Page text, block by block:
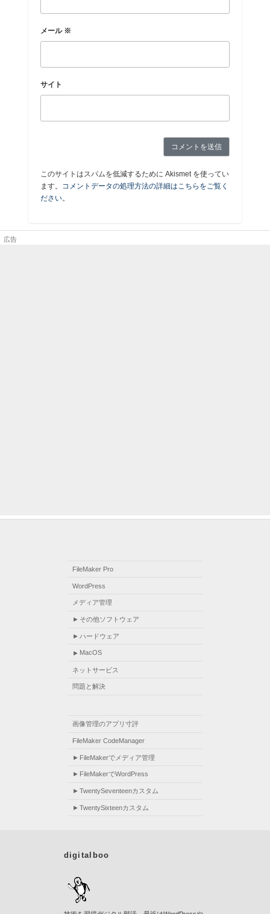
メール ※
サイト
このサイトはスパムを低減するために Akismet を使ってい
ます。 コメントデータの処理方法の詳細はこちらをご覧く
ださい。
FileMaker Pro
WordPress
メディア管理
その他ソフトウェア
ハードウェア
MacOS
ネットサービス
問題と解決
画像管理のアプリ寸評
FileMaker CodeManager
FileMakerでメディア管理
FileMakerでWordPress
TwentySeventeenカスタム
TwentySixteenカスタム
digitalboo